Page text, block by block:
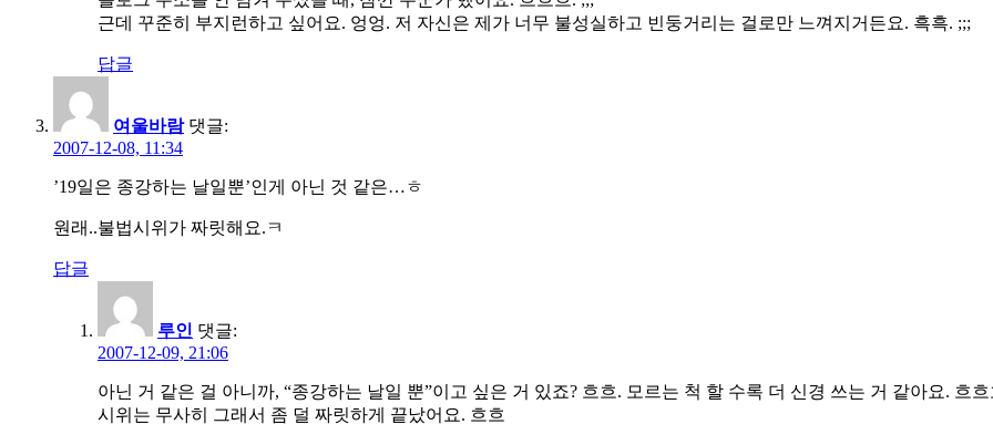
근데 꾸준히 부지런하고 싶어요. 엉엉. 저 자신은 제가 너무 불성실하고 빈둥거리는 걸로만 느껴지거든요. 흑흑. ;;;
답글
여울바람 댓글:
2007-12-08, 11:34
’19일은 종강하는 날일뿐’인게 아닌 것 같은…ㅎ
원래..불법시위가 짜릿해요.ㅋ
답글
루인 댓글:
2007-12-09, 21:06
아닌 거 같은 걸 아니까, “종강하는 날일 뿐”이고 싶은 거 있죠? 흐흐. 모르는 척 할 수록 더 신경 쓰는 거 같아요. 흐
시위는 무사히 그래서 좀 덜 짜릿하게 끝났어요. 흐흐